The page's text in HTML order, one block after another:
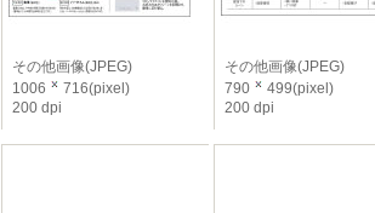
その他画像(JPEG)
1006
716(pixel)
200 dpi
その他画像(JPEG)
790
499(pixel)
200 dpi